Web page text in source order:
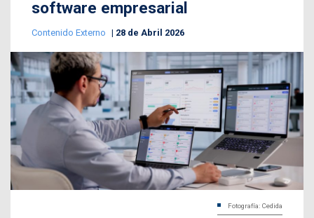
software empresarial
Contenido Externo 28 de Abril 2026
Fotografía: Cedida